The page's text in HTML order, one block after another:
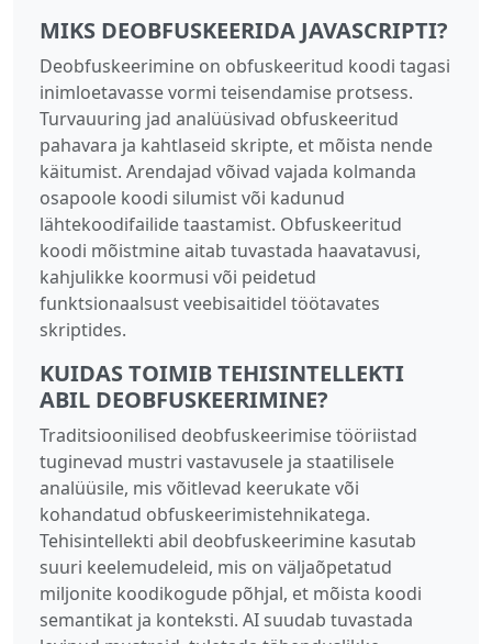
MIKS DEOBFUSKEERIDA JAVASCRIPTI?
Deobfuskeerimine on obfuskeeritud koodi tagasi
inimloetavasse vormi teisendamise protsess.
Turvauuring jad analüüsivad obfuskeeritud
pahavara ja kahtlaseid skripte, et mõista nende
käitumist. Arendajad võivad vajada kolmanda
osapoole koodi silumist või kadunud
lähtekoodifailide taastamist. Obfuskeeritud
koodi mõistmine aitab tuvastada haavatavusi,
kahjulikke koormusi või peidetud
funktsionaalsust veebisaitidel töötavates
skriptides.
KUIDAS TOIMIB TEHISINTELLEKTI
ABIL DEOBFUSKEERIMINE?
Traditsioonilised deobfuskeerimise tööriistad
tuginevad mustri vastavusele ja staatilisele
analüüsile, mis võitlevad keerukate või
kohandatud obfuskeerimistehnikatega.
Tehisintellekti abil deobfuskeerimine kasutab
suuri keelemudeleid, mis on väljaõpetatud
miljonite koodikogude põhjal, et mõista koodi
semantikat ja konteksti. AI suudab tuvastada